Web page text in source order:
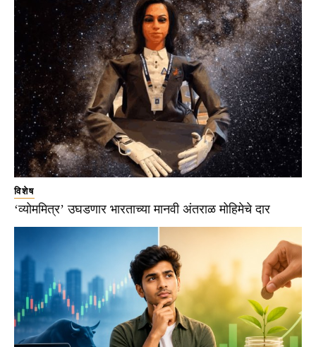
विशेष
‘व्योममित्र’ उघडणार भारताच्या मानवी अंतराळ मोहिमेचे दार